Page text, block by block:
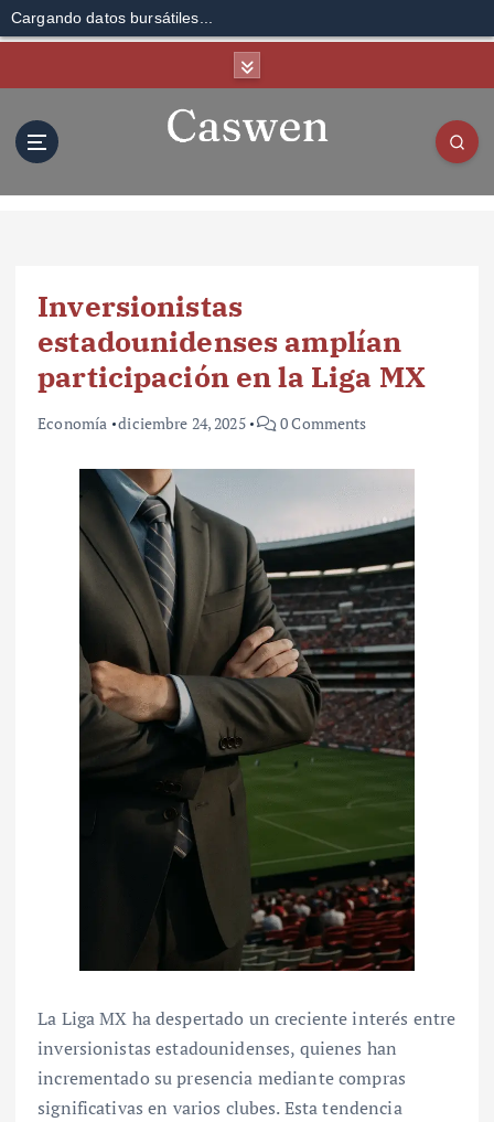
Cargando datos bursátiles...
Inversionistas
estadounidenses amplían
participación en la Liga MX
Economía diciembre 24, 2025 0 Comments
La Liga MX ha despertado un creciente interés entre
inversionistas estadounidenses, quienes han
incrementado su presencia mediante compras
significativas en varios clubes. Esta tendencia